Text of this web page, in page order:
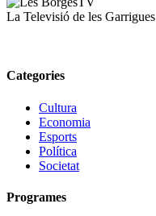
La Televisió de les Garrigues
Categories
Cultura
Economia
Esports
Política
Societat
Programes